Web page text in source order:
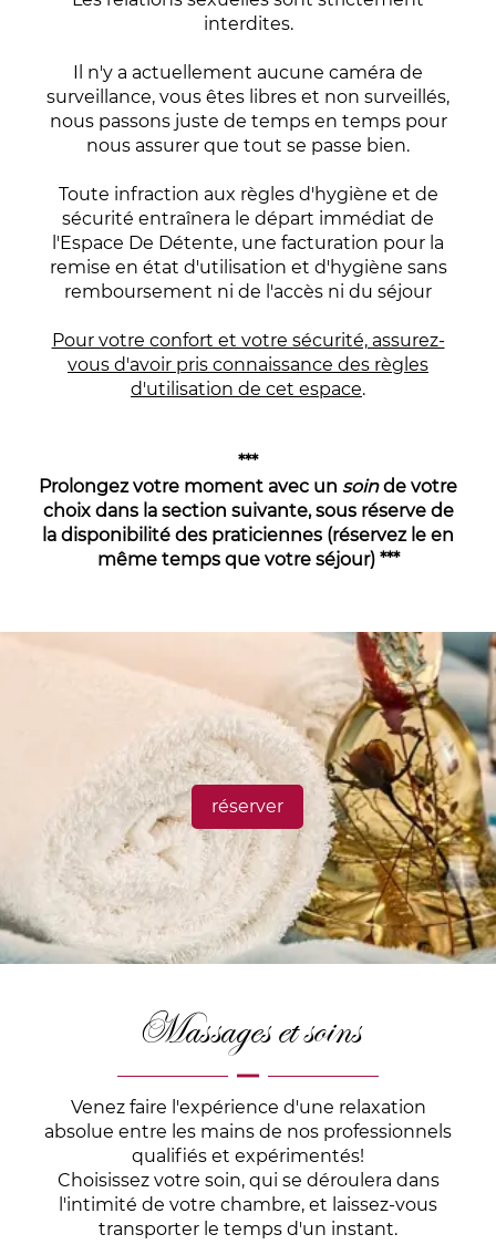
interdites.
Il n'y a actuellement aucune caméra de
surveillance, vous êtes libres et non surveillés,
nous passons juste de temps en temps pour
nous assurer que tout se passe bien.
Toute infraction aux règles d'hygiène et de
sécurité entraînera le départ immédiat de
l'Espace De Détente, une facturation pour la
remise en état d'utilisation et d'hygiène sans
remboursement ni de l'accès ni du séjour
Pour votre confort et votre sécurité, assurez-
vous d'avoir pris connaissance des règles
d'utilisation de cet espace.
***
Prolongez votre moment avec un soinde votre
choix dans la section suivante, sous réserve de
la disponibilité des praticiennes (réservez le en
même temps que votre séjour) ***
réserver
Massages et soins
Venez faire l'expérience d'une relaxation
absolue entre les mains de nos professionnels
qualifiés et expérimentés!
Choisissez votre soin, qui se déroulera dans
l'intimité de votre chambre, et laissez-vous
transporter le temps d'un instant.